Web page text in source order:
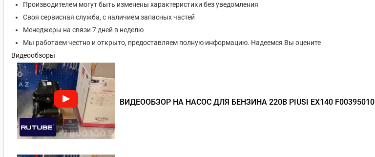
Производителем могут быть изменены характеристики без уведомления
Своя сервисная служба, с наличием запасных частей
Менеджеры на связи 7 дней в неделю
Мы работаем честно и открыто, предоставляем полную информацию. Надеемся Вы оцените
Видеообзоры
ВИДЕООБЗОР НА НАСОС ДЛЯ БЕНЗИНА 220В PIUSI EX140 F00395010